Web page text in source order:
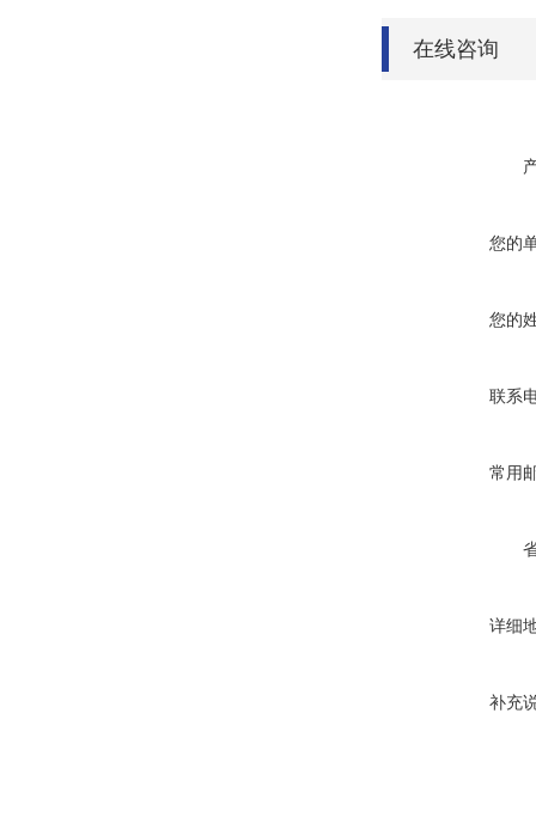
在线咨询
您的
您的
联系
常用
详细
补充